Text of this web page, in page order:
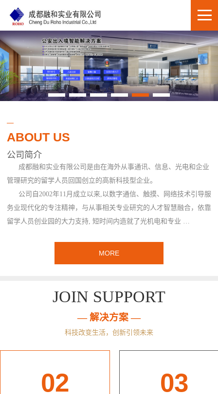
ABOUT US
公司简介
成都融和实业有限公司是由在海外从事通讯、信息、光电和企业
管理研究的留学人员回国创立的高新科技型企业。
公司自2002年11月成立以来,以数字通信、触摸、网络技术引导服
务业现代化的专注精神，与从事相关专业研究的人才智慧融合，依靠
留学人员创业园的大力支持, 短时间内造就了光机电和专业 …
MORE
JOIN SUPPORT
— 解决方案 —
科技改变生活，创新引领未来
02 03